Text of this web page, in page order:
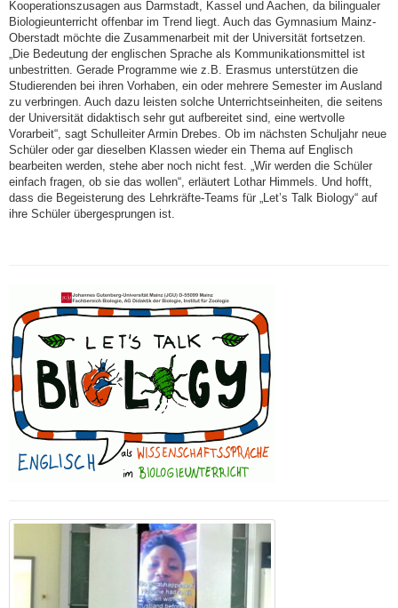
Kooperationszusagen aus Darmstadt, Kassel und Aachen, da bilingualer
Biologieunterricht offenbar im Trend liegt. Auch das Gymnasium Mainz-
Oberstadt möchte die Zusammenarbeit mit der Universität fortsetzen.
„Die Bedeutung der englischen Sprache als Kommunikationsmittel ist
unbestritten. Gerade Programme wie z.B. Erasmus unterstützen die
Studierenden bei ihren Vorhaben, ein oder mehrere Semester im Ausland
zu verbringen. Auch dazu leisten solche Unterrichtseinheiten, die seitens
der Universität didaktisch sehr gut aufbereitet sind, eine wertvolle
Vorarbeit“, sagt Schulleiter Armin Drebes. Ob im nächsten Schuljahr neue
Schüler oder gar dieselben Klassen wieder ein Thema auf Englisch
bearbeiten werden, stehe aber noch nicht fest. „Wir werden die Schüler
einfach fragen, ob sie das wollen“, erläutert Lothar Himmels. Und hofft,
dass die Begeisterung des Lehrkräfte-Teams für „Let’s Talk Biology“ auf
ihre Schüler übergesprungen ist.